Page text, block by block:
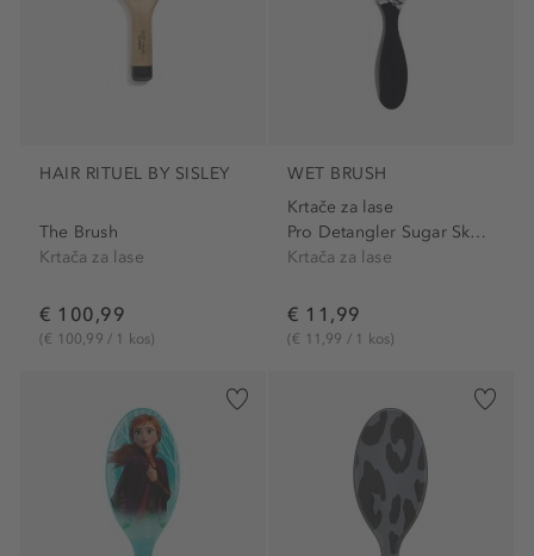
HAIR RITUEL BY SISLEY
The Brush
Krtača za lase
€ 100,99
(€ 100,99 / 1 kos)
WET BRUSH
Krtače za lase
Pro Detangler Sugar Skull...
Krtača za lase
€ 11,99
(€ 11,99 / 1 kos)